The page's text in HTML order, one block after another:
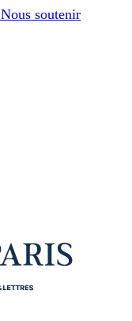
Nous soutenir